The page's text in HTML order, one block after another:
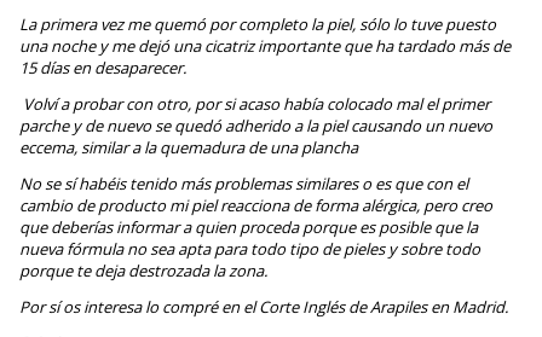
La primera vez me quemó por completo la piel, sólo lo tuve puesto
una noche y me dejó una cicatriz importante que ha tardado más de
15 días en desaparecer.
Volví a probar con otro, por si acaso había colocado mal el primer
parche y de nuevo se quedó adherido a la piel causando un nuevo
eccema, similar a la quemadura de una plancha
No se sí habéis tenido más problemas similares o es que con el
cambio de producto mi piel reacciona de forma alérgica, pero creo
que deberías informar a quien proceda porque es posible que la
nueva fórmula no sea apta para todo tipo de pieles y sobre todo
porque te deja destrozada la zona.
Por sí os interesa lo compré en el Corte Inglés de Arapiles en Madrid.